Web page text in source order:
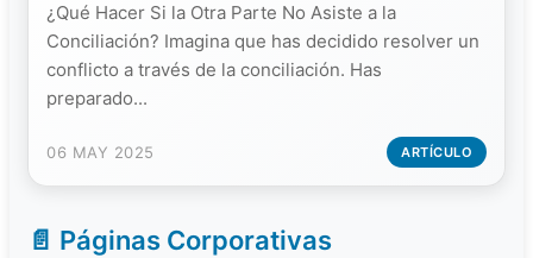
¿Qué Hacer Si la Otra Parte No Asiste a la
Conciliación? Imagina que has decidido resolver un
conflicto a través de la conciliación. Has
preparado...
06 MAY 2025 ARTÍCULO
📄 Páginas Corporativas